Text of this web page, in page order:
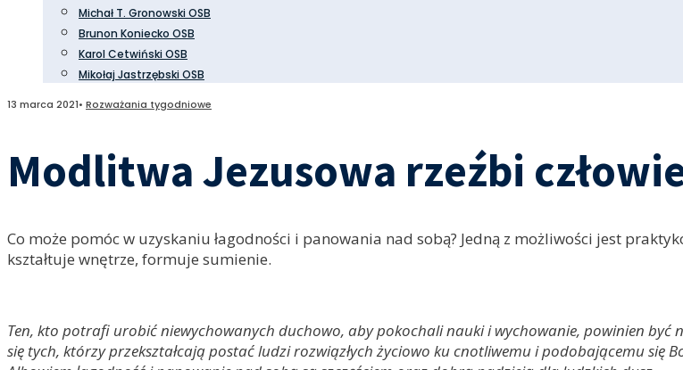
Michał T. Gronowski OSB
Brunon Koniecko OSB
Karol Cetwiński OSB
Mikołaj Jastrzębski OSB
13 marca 2021• Rozważania tygodniowe
Modlitwa Jezusowa rzeźbi
Co może pomóc w uzyskaniu łagodności i panowania nad sobą? Jedną z możliwości jest
kształtuje wnętrze, formuje sumienie.
Ten, kto potrafi urobić niewychowanych duchowo, aby pokochali nauki i wychowanie, powinien
się tych, którzy przekształcają postać ludzi rozwiązłych życiowo ku cnotliwemu i podobającemu się